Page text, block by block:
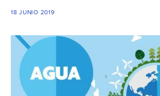
18 JUNIO 2019